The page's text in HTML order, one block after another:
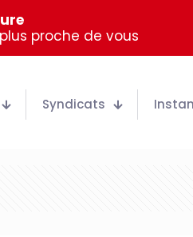
proche de vous
Syndicats